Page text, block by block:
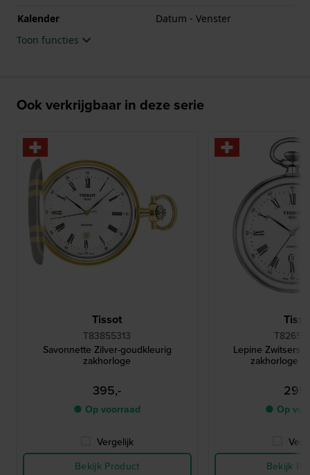
Kalender
Datum - Venster
Toon functies
Ook verkrijgbaar in deze serie
Tissot
T83855313
Savonnette Zilver-goudkleurig
zakhorloge
395,-
● Op voorraad
Vergelijk
Bekijk Product
Lepine Zwitsers
zakhorloge
● Op
Bekijk